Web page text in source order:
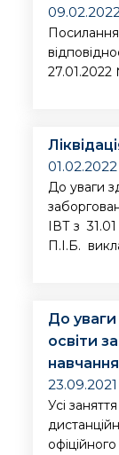
01.02.2022
До уваги
ІВТ з
П.І.Б.
До
освіти
навчання
23.09.2021
Усі